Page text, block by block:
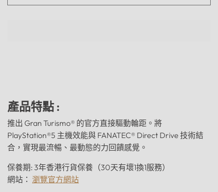
產品特點 :
推出 Gran Turismo® 的官方直接驅動輪距。將
PlayStation®5 主機效能與 FANATEC® Direct Drive 技術結
合，實現最流暢、最動態的力回饋感覺。
保養期: 3年香港行貨保養（30天有壞1換1服務）
網站： 瀏覽官方網站